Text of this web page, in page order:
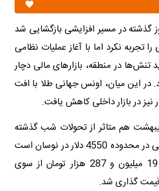
گذشته در مسیر افزایشی بازگشایی شد
تجربه نکرد اما با آغاز عملیات نظامی
تنش‌ها در منطقه، بازارهای مالی دچار
در این میان، اونس جهانی طلا با افت
در بازار داخلی کاهش یافت.
امروز سه شنبه 15 اردیبهشت هم متاثر از تحولات شب گذشته
بود و در حالی که انس جهانی در محدوده 4550 دلار در نوسان است
هر گرم طلای 18 عیار هم 19 میلیون و 287 هزار تومان از سوی
قیمت گذاری شد.